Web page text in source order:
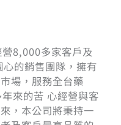
8,000多家客戶及
的銷售團隊，擁有
場，服務全台藥
來的苦 心經營與客
，本公司將秉持一